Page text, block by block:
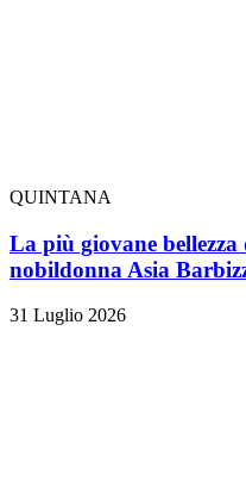
QUINTANA
La più giovane
nobildonna Asia
31 Luglio 2026